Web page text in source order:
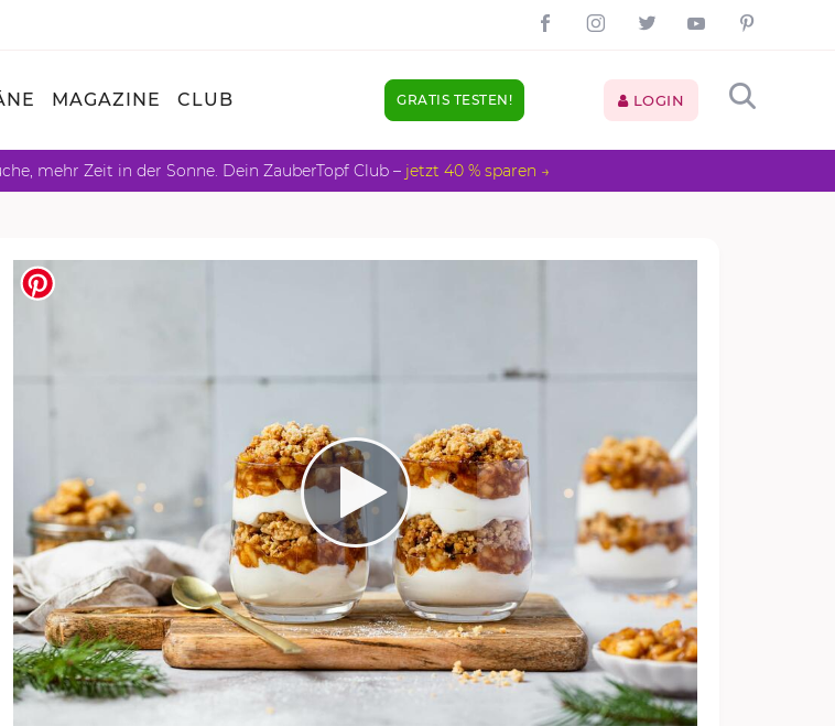
MAGAZINE CLUB GRATIS TESTEN! LOGIN
mehr Zeit in der Sonne. Dein ZauberTopf Club – jetzt 40 % sparen →